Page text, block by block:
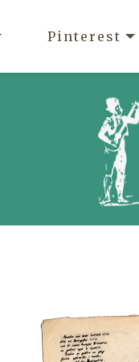
Pinterest